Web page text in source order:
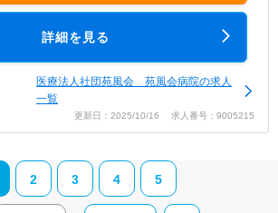
詳細を見る
医療法人社団苑風会 苑風会病院の求人
一覧
更新日：2025/10/16 求人番号：9005215
2 3 4 5